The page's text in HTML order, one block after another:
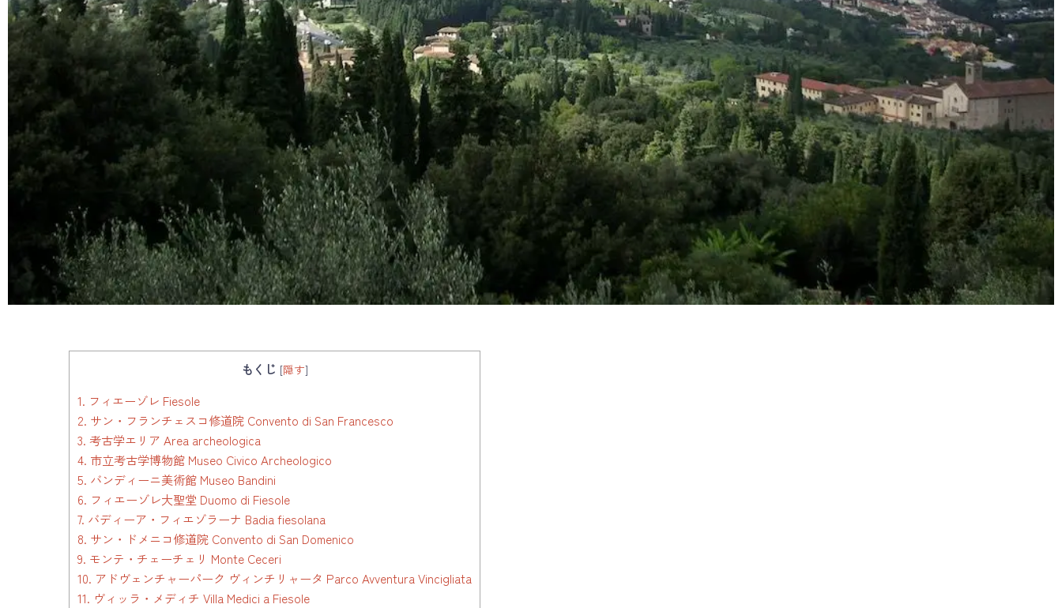
もくじ [隠す]
1. フィエーゾレ Fiesole
2. サン・フランチェスコ修道院 Convento di San Francesco
3. 考古学エリア Area archeologica
4. 市立考古学博物館 Museo Civico Archeologico
5. バンディーニ美術館 Museo Bandini
6. フィエーゾレ大聖堂 Duomo di Fiesole
7. バディーア・フィエゾラーナ Badia fiesolana
8. サン・ドメニコ修道院 Convento di San Domenico
9. モンテ・チェーチェリ Monte Ceceri
10. アドヴェンチャーパーク ヴィンチリャータ Parco Avventura Vincigliata
11. ヴィッラ・メディチ Villa Medici a Fiesole